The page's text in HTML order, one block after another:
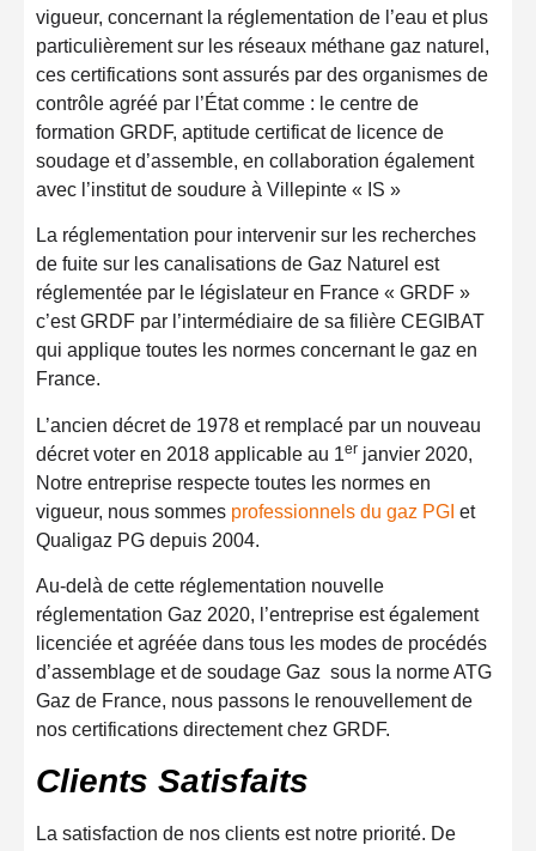
vigueur, concernant la réglementation de l’eau et plus
particulièrement sur les réseaux méthane gaz naturel,
ces certifications sont assurés par des organismes de
contrôle agréé par l’État comme : le centre de
formation GRDF, aptitude certificat de licence de
soudage et d’assemble, en collaboration également
avec l’institut de soudure à Villepinte « IS »
La réglementation pour intervenir sur les recherches
de fuite sur les canalisations de Gaz Naturel est
réglementée par le législateur en France « GRDF »
c’est GRDF par l’intermédiaire de sa filière CEGIBAT
qui applique toutes les normes concernant le gaz en
France.
L’ancien décret de 1978 et remplacé par un nouveau
décret voter en 2018 applicable au 1er janvier 2020,
Notre entreprise respecte toutes les normes en
vigueur, nous sommes professionnels du gaz PGI et
Qualigaz PG depuis 2004.
Au-delà de cette réglementation nouvelle
réglementation Gaz 2020, l’entreprise est également
licenciée et agréée dans tous les modes de procédés
d’assemblage et de soudage Gaz sous la norme ATG
Gaz de France, nous passons le renouvellement de
nos certifications directement chez GRDF.
Clients Satisfaits
La satisfaction de nos clients est notre priorité. De